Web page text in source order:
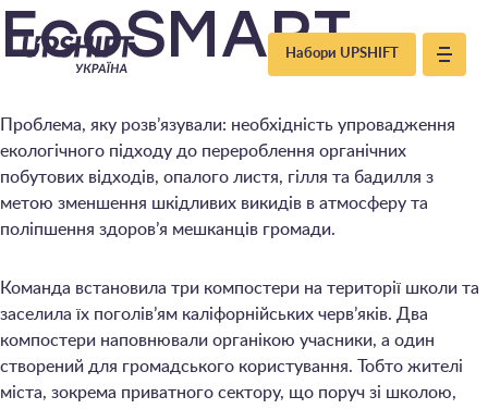
Upshift
–
Україна
Набори UPSHIFT
EcoSMART
Проблема, яку розв’язували: необхідність упровадження
екологічного підходу до перероблення органічних
побутових відходів, опалого листя, гілля та бадилля з
метою зменшення шкідливих викидів в атмосферу та
поліпшення здоров’я мешканців громади.
Команда встановила три компостери на території школи та
заселила їх поголів’ям каліфорнійських черв’яків. Два
компостери наповнювали органікою учасники, а один
створений для громадського користування. Тобто жителі
міста, зокрема приватного сектору, що поруч зі школою,